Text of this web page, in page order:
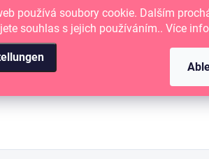
používá soubory cookie. Dalším
souhlas s jejich používáním.. Více